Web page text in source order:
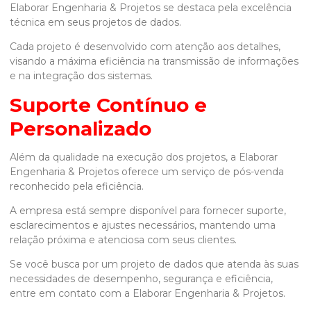
Elaborar Engenharia & Projetos se destaca pela excelência
técnica em seus projetos de dados.
Cada projeto é desenvolvido com atenção aos detalhes,
visando a máxima eficiência na transmissão de informações
e na integração dos sistemas.
Suporte Contínuo e
Personalizado
Além da qualidade na execução dos projetos, a Elaborar
Engenharia & Projetos oferece um serviço de pós-venda
reconhecido pela eficiência.
A empresa está sempre disponível para fornecer suporte,
esclarecimentos e ajustes necessários, mantendo uma
relação próxima e atenciosa com seus clientes.
Se você busca por um projeto de dados que atenda às suas
necessidades de desempenho, segurança e eficiência,
entre em contato com a Elaborar Engenharia & Projetos.